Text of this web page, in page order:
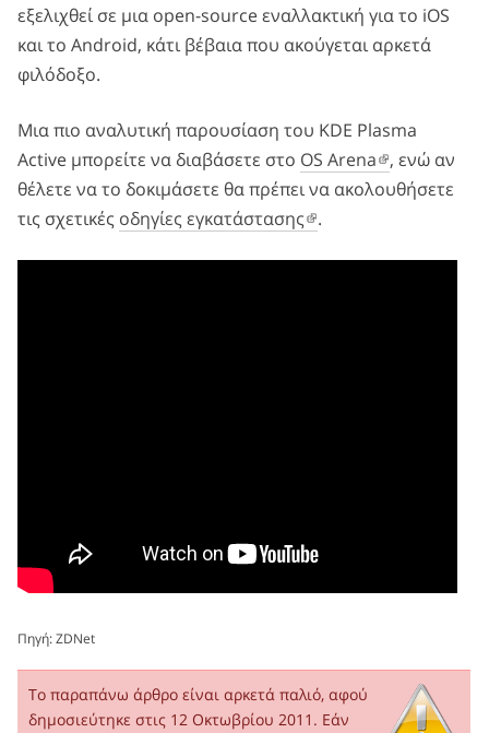
εξελιχθεί σε μια open-source εναλλακτική για το iOS
και το Android, κάτι βέβαια που ακούγεται αρκετά
φιλόδοξο.
Μια πιο αναλυτική παρουσίαση του KDE Plasma
Active μπορείτε να διαβάσετε στο OS Arena
, ενώ αν
θέλετε να το δοκιμάσετε θα πρέπει να ακολουθήσετε
τις σχετικές οδηγίες εγκατάστασης .
Πηγή:ZDNet
Το παραπάνω άρθρο είναι αρκετά παλιό, αφού
δημοσιεύτηκε στις 12 Οκτωβρίου 2011. Εάν